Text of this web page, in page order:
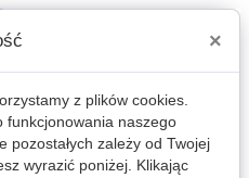
×
z plików cookies.
funkcjonowania naszego
pozostałych zależy od Twojej
wyrazić poniżej. Klikając